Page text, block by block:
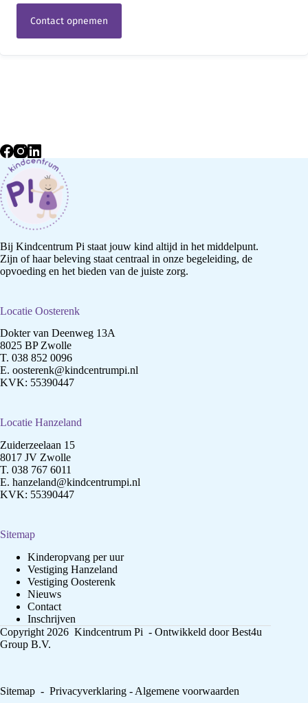
Contact opnemen
Bij Kindcentrum Pi staat jouw kind altijd in het middelpunt.
Zijn of haar beleving staat centraal in onze begeleiding, de
opvoeding en het bieden van de juiste zorg.
Locatie Oosterenk
Dokter van Deenweg 13A
8025 BP Zwolle
T. 038 852 0096
E. oosterenk@kindcentrumpi.nl
KVK: 55390447
Locatie Hanzeland
Zuiderzeelaan 15
8017 JV Zwolle
T. 038 767 6011
E. hanzeland@kindcentrumpi.nl
KVK: 55390447
Sitemap
Kinderopvang per uur
Vestiging Hanzeland
Vestiging Oosterenk
Nieuws
Contact
Inschrijven
Copyright 2026 Kindcentrum Pi - Ontwikkeld doorBest4u
Group B.V.
Sitemap - Privacyverklaring - Algemene voorwaarden